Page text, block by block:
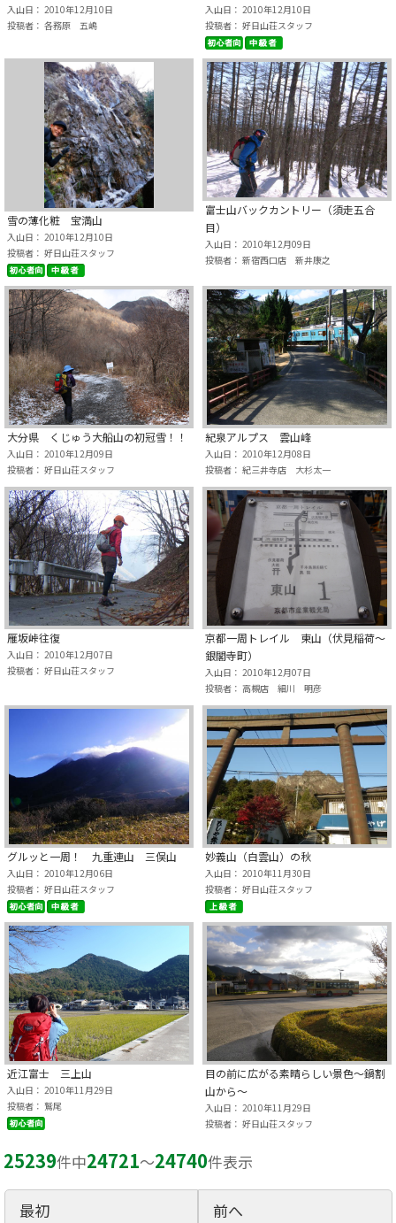
入山日： 2010年12月10日
投稿者： 各務原 五嶋
入山日： 2010年12月10日
投稿者： 好日山荘スタッフ
雪の薄化粧 宝満山
入山日： 2010年12月10日
投稿者： 好日山荘スタッフ
富士山バックカントリー（須走五合
目）
入山日： 2010年12月09日
投稿者： 新宿西口店 新井康之
大分県 くじゅう大船山の初冠雪！！
入山日： 2010年12月09日
投稿者： 好日山荘スタッフ
紀泉アルプス 雲山峰
入山日： 2010年12月08日
投稿者： 紀三井寺店 大杉太一
雁坂峠往復
入山日： 2010年12月07日
投稿者： 好日山荘スタッフ
京都一周トレイル 東山（伏見稲荷～
銀閣寺町）
入山日： 2010年12月07日
投稿者： 高槻店 細川 明彦
グルッと一周！ 九重連山 三俣山
入山日： 2010年12月06日
投稿者： 好日山荘スタッフ
妙義山（白雲山）の秋
入山日： 2010年11月30日
投稿者： 好日山荘スタッフ
近江富士 三上山
入山日： 2010年11月29日
投稿者： 鷲尾
目の前に広がる素晴らしい景色～鍋割
山から～
入山日： 2010年11月29日
投稿者： 好日山荘スタッフ
25239件中24721〜24740件表示
最初 前へ